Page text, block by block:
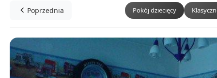
Poprzednia Pokój dziecięcy